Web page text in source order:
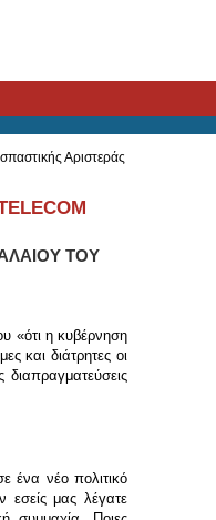
ΤΟΥ
«ότι η κυβέρνηση
και διάτρητες οι
ένα νέο πολιτικό
εσείς μας λέγατε